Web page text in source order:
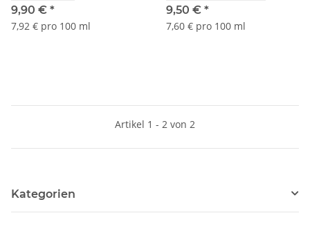
Winkelgetriebe 125ml
9,90 € *
7,92 € pro 100 ml
9,50 € *
7,60 € pro 100 ml
Artikel 1 - 2 von 2
Kategorien